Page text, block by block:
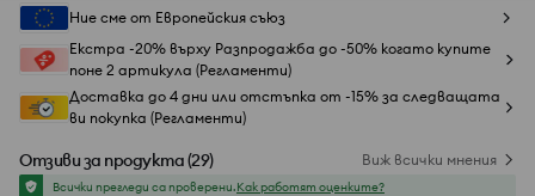
Ние сме от Европейския съюз
Екстра -20% върху Разпродажба до -50% когато купите
поне 2 артикула (Регламенти)
Доставка до 4 дни или отстъпка от -15% за следващата
ви покупка (Регламенти)
Отзиви за продукта(29) Виж всички мнения
Всички прегледи са проверени.Как работят оценките?